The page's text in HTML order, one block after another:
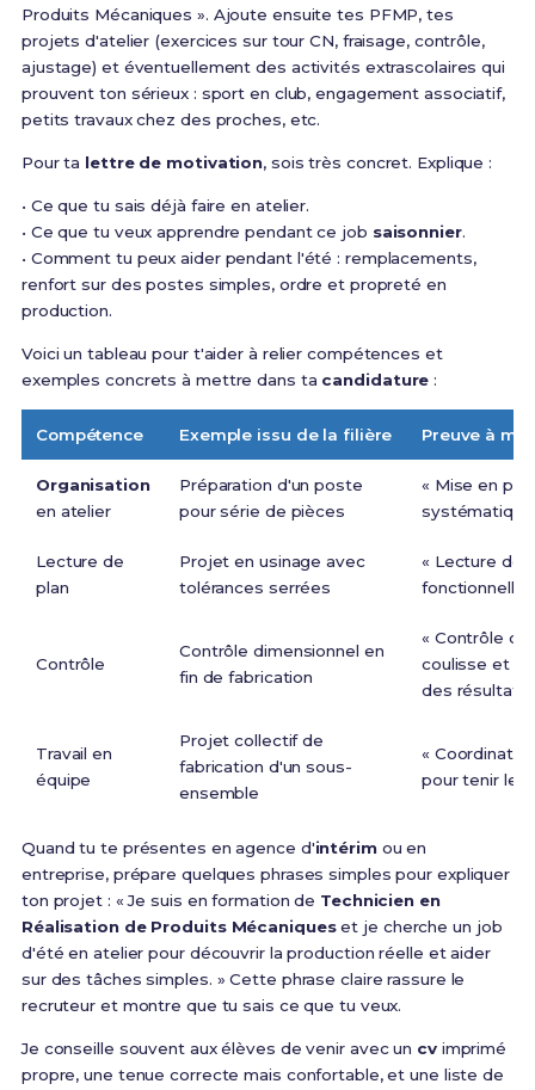
Produits Mécaniques ». Ajoute ensuite tes PFMP, tes
projets d'atelier (exercices sur tour CN, fraisage, contrôle,
ajustage) et éventuellement des activités extrascolaires qui
prouvent ton sérieux : sport en club, engagement associatif,
petits travaux chez des proches, etc.
Pour ta lettre de motivation, sois très concret. Explique :
• Ce que tu sais déjà faire en atelier.
• Ce que tu veux apprendre pendant ce job saisonnier.
• Comment tu peux aider pendant l'été : remplacements,
renfort sur des postes simples, ordre et propreté en
production.
Voici un tableau pour t'aider à relier compétences et
exemples concrets à mettre dans ta candidature :
Compétence Exemple issu de la filière Preuve à
Organisation
en atelier
Préparation d'un poste
pour série de pièces
« Mise en
Lecture de
plan
Projet en usinage avec
tolérances serrées
« Lecture de
Contrôle
Contrôle dimensionnel en
fin de fabrication
« Contrôle
coulisse et
des résultats
Travail en
équipe
Projet collectif de
fabrication d'un sous-
ensemble
«
pour tenir le
Quand tu te présentes en agence d'intérimou en
entreprise, prépare quelques phrases simples pour expliquer
ton projet : « Je suis en formation de Technicien en
Réalisation de Produits Mécaniqueset je cherche un job
d'été en atelier pour découvrir la production réelle et aider
sur des tâches simples. » Cette phrase claire rassure le
recruteur et montre que tu sais ce que tu veux.
Je conseille souvent aux élèves de venir avec un cvimprimé
propre, une tenue correcte mais confortable, et une liste de